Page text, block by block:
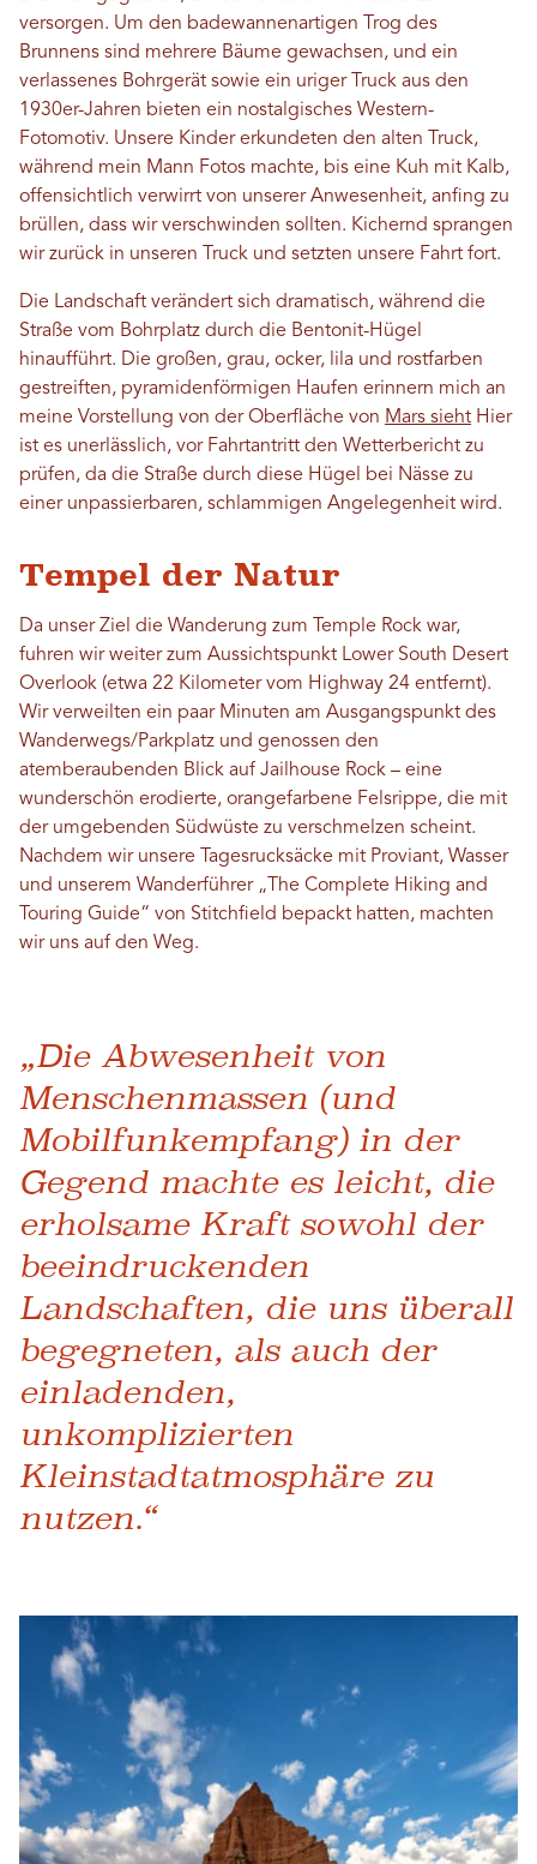
versorgen. Um den badewannenartigen Trog des
Brunnens sind mehrere Bäume gewachsen, und ein
verlassenes Bohrgerät sowie ein uriger Truck aus den
1930er-Jahren bieten ein nostalgisches Western-
Fotomotiv. Unsere Kinder erkundeten den alten Truck,
während mein Mann Fotos machte, bis eine Kuh mit Kalb,
offensichtlich verwirrt von unserer Anwesenheit, anfing zu
brüllen, dass wir verschwinden sollten. Kichernd sprangen
wir zurück in unseren Truck und setzten unsere Fahrt fort.
Die Landschaft verändert sich dramatisch, während die
Straße vom Bohrplatz durch die Bentonit-Hügel
hinaufführt. Die großen, grau, ocker, lila und rostfarben
gestreiften, pyramidenförmigen Haufen erinnern mich an
meine Vorstellung von der Oberfläche von Mars sieht Hier
ist es unerlässlich, vor Fahrtantritt den Wetterbericht zu
prüfen, da die Straße durch diese Hügel bei Nässe zu
einer unpassierbaren, schlammigen Angelegenheit wird.
Tempel der Natur
Da unser Ziel die Wanderung zum Temple Rock war,
fuhren wir weiter zum Aussichtspunkt Lower South Desert
Overlook (etwa 22 Kilometer vom Highway 24 entfernt).
Wir verweilten ein paar Minuten am Ausgangspunkt des
Wanderwegs/Parkplatz und genossen den
atemberaubenden Blick auf Jailhouse Rock – eine
wunderschön erodierte, orangefarbene Felsrippe, die mit
der umgebenden Südwüste zu verschmelzen scheint.
Nachdem wir unsere Tagesrucksäcke mit Proviant, Wasser
und unserem Wanderführer „The Complete Hiking and
Touring Guide“ von Stitchfield bepackt hatten, machten
wir uns auf den Weg.
„Die Abwesenheit von
Menschenmassen (und
Mobilfunkempfang) in der
Gegend machte es leicht, die
erholsame Kraft sowohl der
beeindruckenden
Landschaften, die uns überall
begegneten, als auch der
einladenden,
unkomplizierten
Kleinstadtatmosphäre zu
nutzen.“